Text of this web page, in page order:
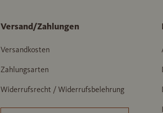
Versand/Zahlungen
Versandkosten
Zahlungsarten
Widerrufsrecht / Widerrufsbelehrung